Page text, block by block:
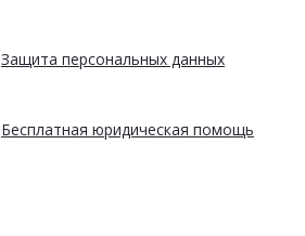
Защита персональных данных
Бесплатная юридическая помощь